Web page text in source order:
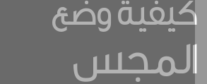
وضع